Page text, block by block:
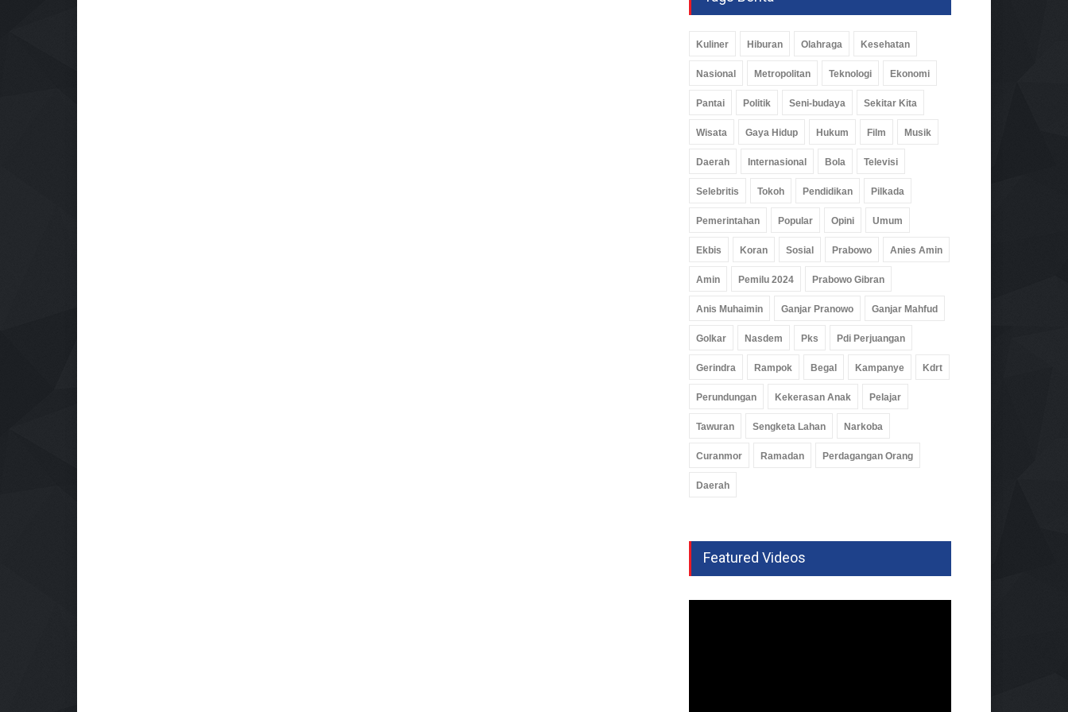
Kuliner Hiburan Olahraga Kesehatan
Nasional Metropolitan Teknologi Ekonomi
Pantai Politik Seni-budaya Sekitar Kita
Wisata Gaya Hidup Hukum Film Musik
Daerah Internasional Bola Televisi
Selebritis Tokoh Pendidikan Pilkada
Pemerintahan Popular Opini Umum
Ekbis Koran Sosial Prabowo Anies Amin
Amin Pemilu 2024 Prabowo Gibran
Anis Muhaimin Ganjar Pranowo Ganjar Mahfud
Golkar Nasdem Pks Pdi Perjuangan
Gerindra Rampok Begal Kampanye Kdrt
Perundungan Kekerasan Anak Pelajar
Tawuran Sengketa Lahan Narkoba
Curanmor Ramadan Perdagangan Orang
Daerah
Featured Videos